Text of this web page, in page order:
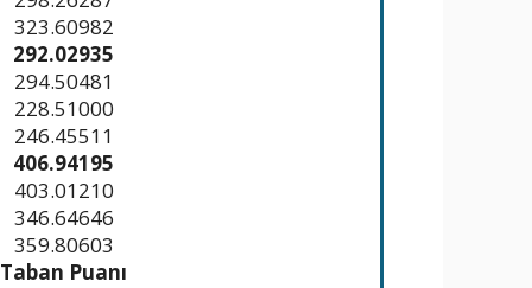
323.60982
292.02935
294.50481
228.51000
246.45511
406.94195
403.01210
346.64646
359.80603
Taban Puanı